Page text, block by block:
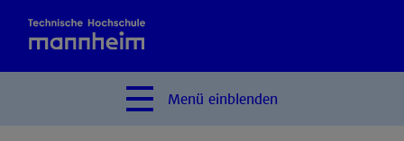
Menü einblenden